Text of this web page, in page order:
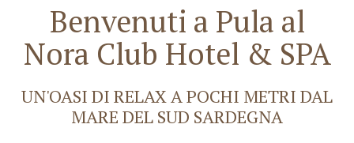
Benvenuti a Pula al
Nora Club Hotel & SPA
UN'OASI DI RELAX A POCHI METRI DAL
MARE DEL SUD SARDEGNA